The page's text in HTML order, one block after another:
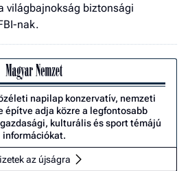
világbajnokság biztonsági
nak.
napilap konzervatív, nemzeti
építve adja közre a legfontosabb
kulturális és sport témájú
információkat.
az újságra